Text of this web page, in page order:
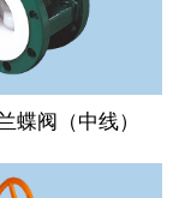
蝶阀（中线）